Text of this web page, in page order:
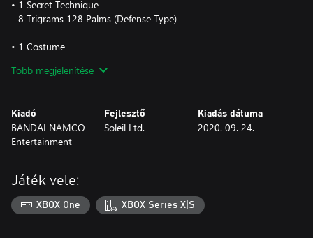
• 1 Secret Technique
- 8 Trigrams 128 Palms (Defense Type)
• 1 Costume
avatars
- Hair (Neji Hyuga, Jonin Ver.), for male/female avatars
- Hair (Neji Hyuga, Jonin Ver.—No Headband), for male/female
avatars
• Additional Content
- Lobby Action: "We Hyuga are Leaf Village's strongest."
- Honorary Title: Leaf Village's Strongest
Több megjelenítése
Kiadó
BANDAI NAMCO
Entertainment
Fejlesztő
Soleil Ltd.
Kiadás dátuma
2020. 09. 24.
Játék vele:
XBOX One XBOX Series X|S